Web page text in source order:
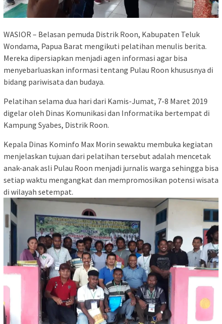
WASIOR – Belasan pemuda Distrik Roon, Kabupaten Teluk
Wondama, Papua Barat mengikuti pelatihan menulis berita.
Mereka dipersiapkan menjadi agen informasi agar bisa
menyebarluaskan informasi tentang Pulau Roon khususnya di
bidang pariwisata dan budaya.
Pelatihan selama dua hari dari Kamis-Jumat, 7-8 Maret 2019
digelar oleh Dinas Komunikasi dan Informatika bertempat di
Kampung Syabes, Distrik Roon.
Kepala Dinas Kominfo Max Morin sewaktu membuka kegiatan
menjelaskan tujuan dari pelatihan tersebut adalah mencetak
anak-anak asli Pulau Roon menjadi jurnalis warga sehingga bisa
setiap waktu mengangkat dan mempromosikan potensi wisata
di wilayah setempat.